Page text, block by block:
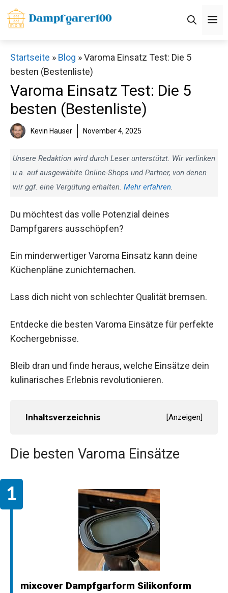
Zum
Inhalt
Startseite » Blog »Varoma Einsatz Test: Die 5
besten (Bestenliste)
Varoma Einsatz Test: Die 5
besten (Bestenliste)
Kevin Hauser November 4, 2025
Unsere Redaktion wird durch Leser unterstützt. Wir verlinken
u.a. auf ausgewählte Online-Shops und Partner, von denen
wir ggf. eine Vergütung erhalten. Mehr erfahren.
Du möchtest das volle Potenzial deines
Dampfgarers ausschöpfen?
Ein minderwertiger Varoma Einsatz kann deine
Küchenpläne zunichtemachen.
Lass dich nicht von schlechter Qualität bremsen.
Entdecke die besten Varoma Einsätze für perfekte
Kochergebnisse.
Bleib dran und finde heraus, welche Einsätze dein
kulinarisches Erlebnis revolutionieren.
Inhaltsverzeichnis [Anzeigen]
Die besten Varoma Einsätze
mixcover Dampfgarform Silikonform